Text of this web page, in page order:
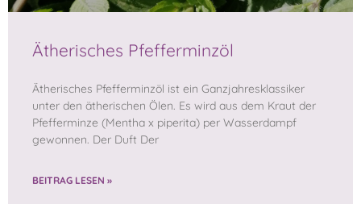
Ätherisches Pfefferminzöl
Ätherisches Pfefferminzöl ist ein Ganzjahresklassiker
unter den ätherischen Ölen. Es wird aus dem Kraut der
Pfefferminze (Mentha x piperita) per Wasserdampf
gewonnen. Der Duft Der
BEITRAG LESEN »